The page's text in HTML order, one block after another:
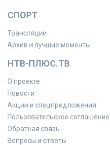
СПОРТ
Трансляции
Архив и лучшие моменты
НТВ-ПЛЮС.ТВ
О проекте
Новости
Акции и спецпредложения
Пользовательское соглашение
Обратная связь
Вопросы и ответы